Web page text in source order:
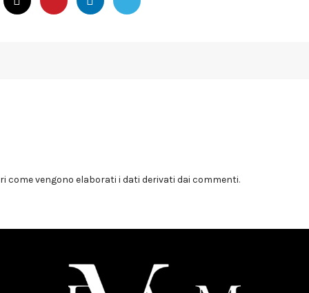
come vengono elaborati i dati derivati dai commenti.